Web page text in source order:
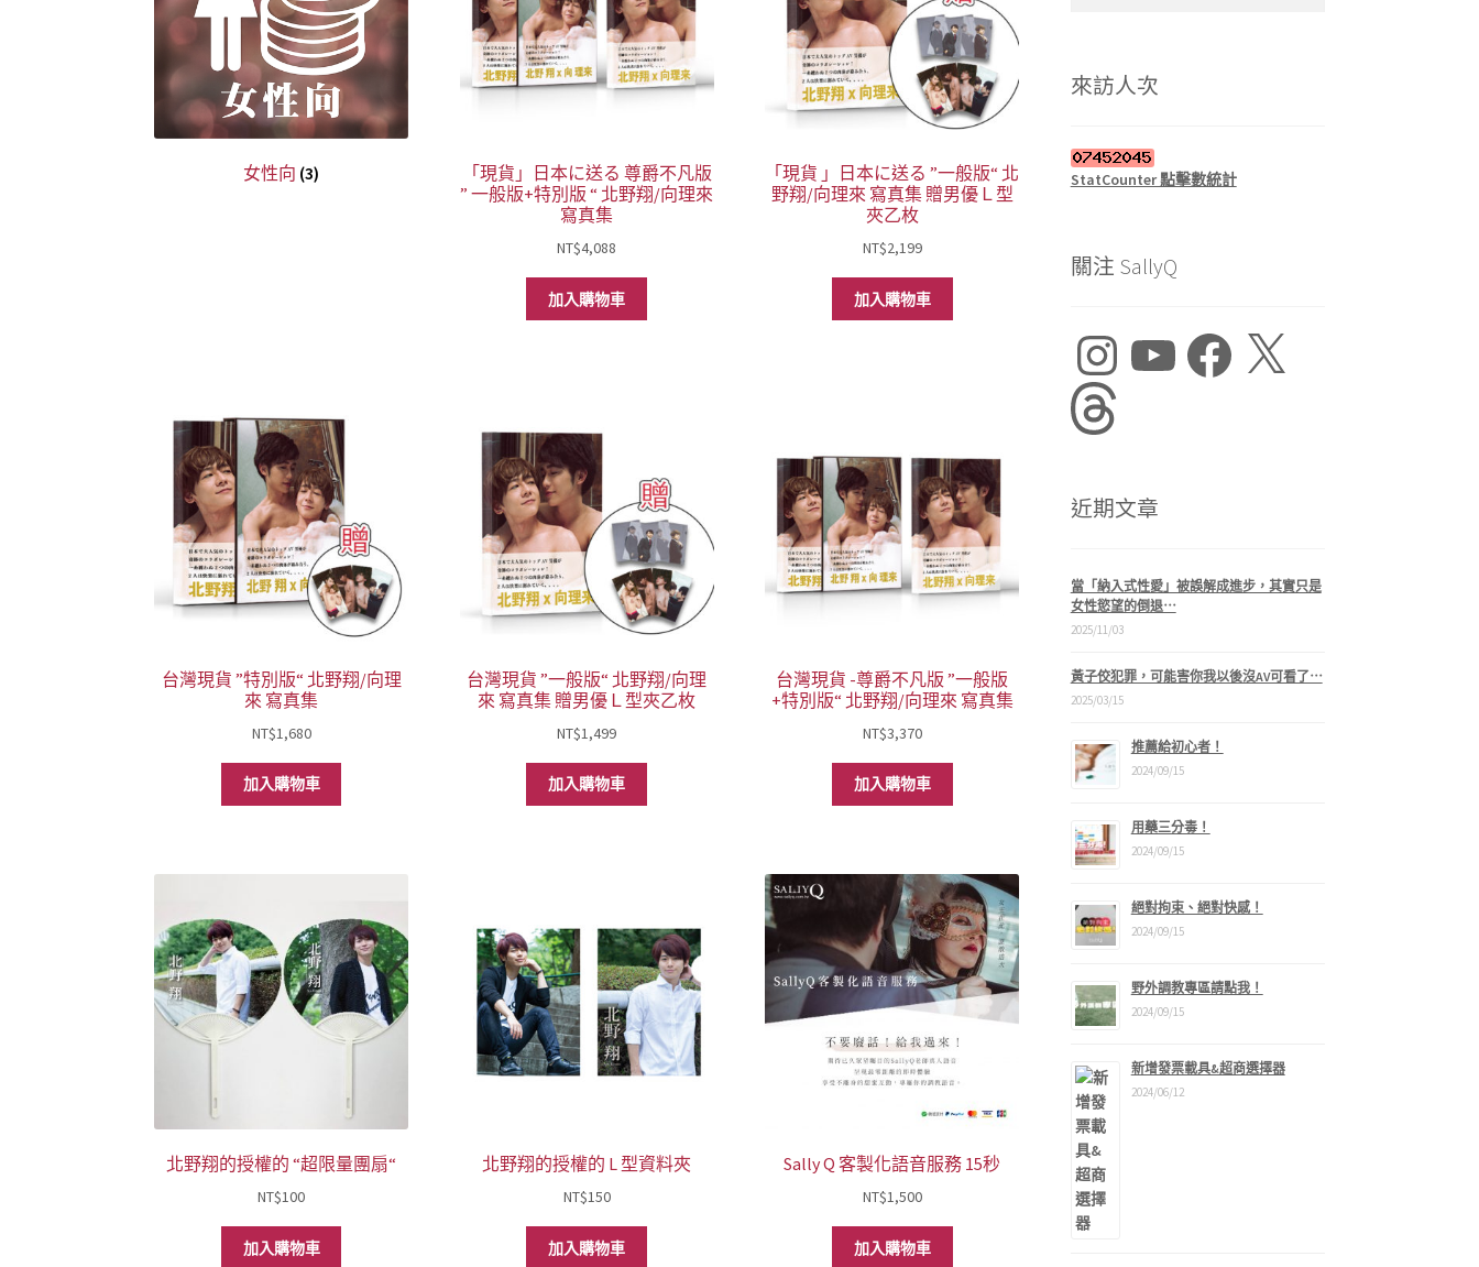
女性向 (3)
「現貨」日本に送る 尊爵不凡版
” 一般版+特別版 “ 北野翔/向理來
寫真集
NT$4,088
加入購物車
「現貨 」日本に送る ”一般版“ 北
野翔/向理來 寫真集 贈男優Ｌ型
夾乙枚
NT$2,199
加入購物車
台灣現貨 ”特別版“ 北野翔/向理
來 寫真集
NT$1,680
加入購物車
台灣現貨 ”一般版“ 北野翔/向理
來 寫真集 贈男優Ｌ型夾乙枚
NT$1,499
加入購物車
台灣現貨 -尊爵不凡版 ”一般版
+特別版“ 北野翔/向理來 寫真集
NT$3,370
加入購物車
北野翔的授權的 “超限量團扇“
NT$100
加入購物車
北野翔的授權的 L 型資料夾
NT$150
加入購物車
Sally Q 客製化語音服務 15秒
NT$1,500
加入購物車
字:
來訪人次
StatCounter 點擊數統計
關注 SallyQ
Instagram Facebook
Threads
近期文章
當「納入式性愛」被誤解成進步，其實只是
女性慾望的倒退⋯
2025/11/03
黃子佼犯罪，可能害你我以後沒AV可看了⋯
2025/03/15
推薦給初心者！
2024/09/15
用藥三分毒！
2024/09/15
絕對拘束、絕對快感！
2024/09/15
野外調教專區請點我！
2024/09/15
新增發票載具&超商選擇器
2024/06/12